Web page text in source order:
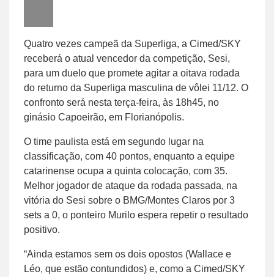
Quatro vezes campeã da Superliga, a Cimed/SKY
receberá o atual vencedor da competição, Sesi,
para um duelo que promete agitar a oitava rodada
do returno da Superliga masculina de vôlei 11/12. O
confronto será nesta terça-feira, às 18h45, no
ginásio Capoeirão, em Florianópolis.
O time paulista está em segundo lugar na
classificação, com 40 pontos, enquanto a equipe
catarinense ocupa a quinta colocação, com 35.
Melhor jogador de ataque da rodada passada, na
vitória do Sesi sobre o BMG/Montes Claros por 3
sets a 0, o ponteiro Murilo espera repetir o resultado
positivo.
“Ainda estamos sem os dois opostos (Wallace e
Léo, que estão contundidos) e, como a Cimed/SKY